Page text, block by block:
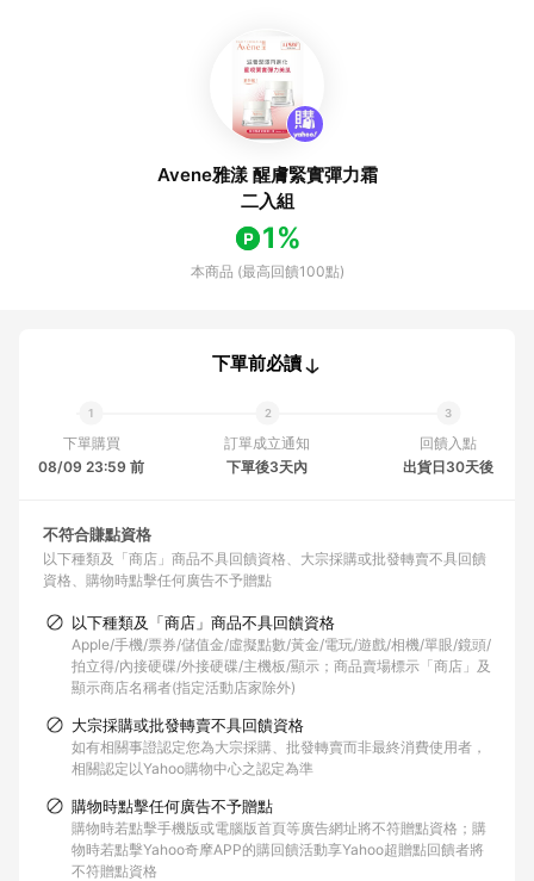
Avene雅漾 醒膚緊實彈力霜
二入組
1%
本商品 (最高回饋100點)
下單前必讀
下單購買
08/09 23:59 前
訂單成立通知
下單後3天內
回饋入點
出貨日30天後
不符合賺點資格
以下種類及「商店」商品不具回饋資格
大宗採購或批發轉賣不具回饋
資格
購物時點擊任何廣告不予贈點
以下種類及「商店」商品不具回饋資格
Apple/手機/票券/儲值金/虛擬點數/黃金/電玩/遊戲/相機/單眼/鏡頭/
拍立得/內接硬碟/外接硬碟/主機板/顯示；商品賣場標示「商店」及
顯示商店名稱者(指定活動店家除外)
大宗採購或批發轉賣不具回饋資格
如有相關事證認定您為大宗採購、批發轉賣而非最終消費使用者，
相關認定以Yahoo購物中心之認定為準
購物時點擊任何廣告不予贈點
購物時若點擊手機版或電腦版首頁等廣告網址將不符贈點資格；購
物時若點擊Yahoo奇摩APP的購回饋活動享Yahoo超贈點回饋者將
不符贈點資格